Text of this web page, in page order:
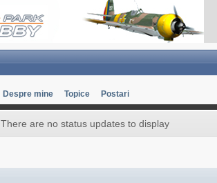
Despre mine Topice Postari
There are no status updates to display